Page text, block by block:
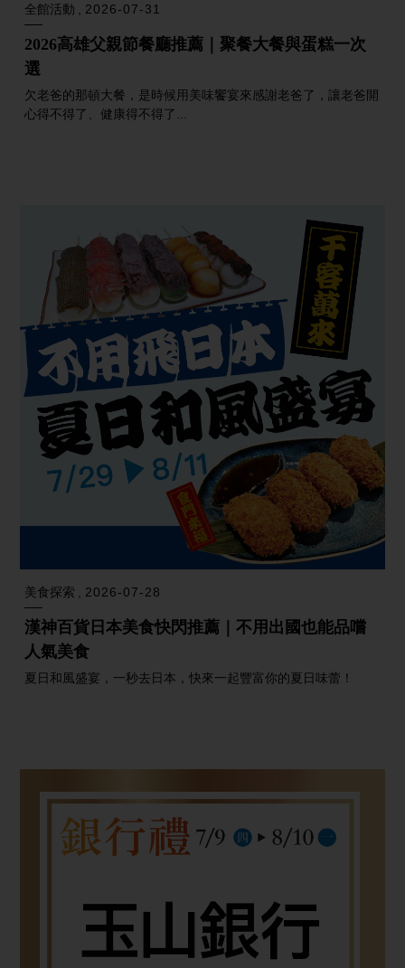
全館活動 2026-07-31
2026高雄父親節餐廳推薦｜聚餐大餐與蛋糕一次
選
欠老爸的那頓大餐，是時候用美味饗宴來感謝老爸了，讓老爸開
心得不得了、健康得不得了...
美食探索 2026-07-28
漢神百貨日本美食快閃推薦｜不用出國也能品嚐
人氣美食
夏日和風盛宴，一秒去日本，快來一起豐富你的夏日味蕾！